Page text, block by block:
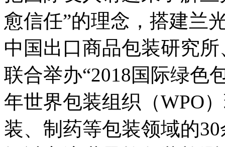
愈信任”的理念，搭建兰
中国出口商品包装研究
联合举办“2018国际绿色
年世界包装组织（WPO
装、制药等包装领域的